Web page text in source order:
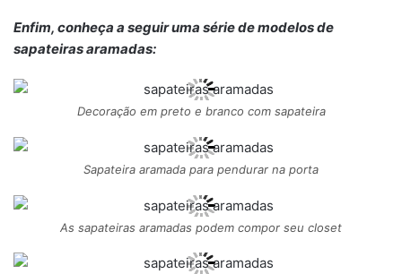
Enfim, conheça a seguir uma série de modelos de
sapateiras aramadas:
Decoração em preto e branco com sapateira
Sapateira aramada para pendurar na porta
As sapateiras aramadas podem compor seu closet